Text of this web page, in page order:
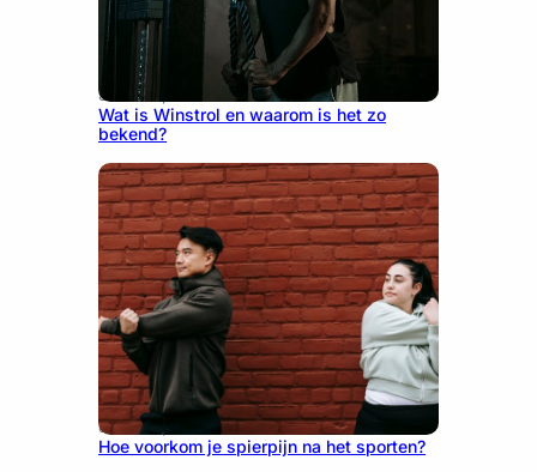
June 25, 2026
Wat is Winstrol en waarom is het zo
bekend?
June 25, 2026
Hoe voorkom je spierpijn na het sporten?